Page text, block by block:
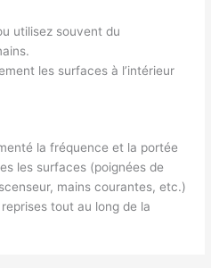
utilisez souvent du
les surfaces à l’intérieur
la fréquence et la portée
les surfaces (poignées de
mains courantes, etc.)
tout au long de la